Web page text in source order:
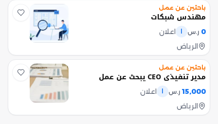
باحثين عن عمل
مهندس شبكات
0 ر.س
اعلان
الرياض
باحثين عن عمل
مدير تنفيذي CEO يبحث عن عمل
15,000 ر.س
اعلان
الرياض